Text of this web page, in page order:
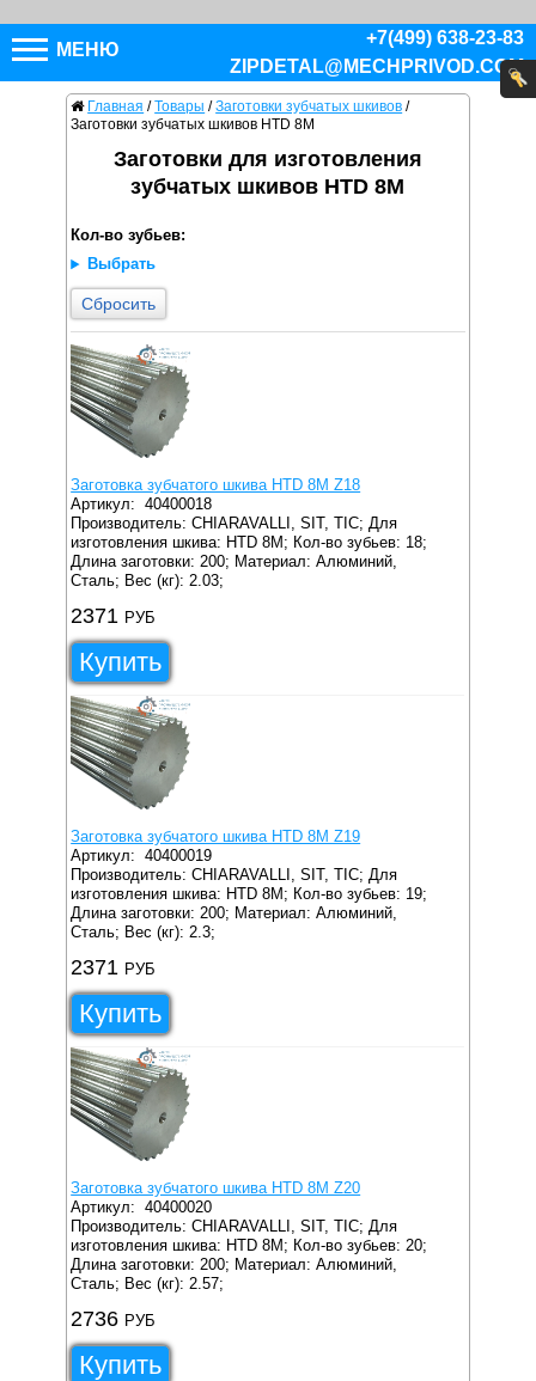
МЕНЮ
+7(499) 638-23-83
ZIPDETAL@MECHPRIVOD.COM
Главная / Товары / Заготовки зубчатых шкивов /
Заготовки зубчатых шкивов HTD 8М
Заготовки для изготовления
зубчатых шкивов HTD 8М
Кол-во зубьев:
Выбрать
Сбросить
Заготовка зубчатого шкива HTD 8M Z18
Артикул:40400018
Производитель: CHIARAVALLI, SIT, TIC; Для
изготовления шкива: HTD 8M; Кол-во зубьев: 18;
Длина заготовки: 200; Материал: Алюминий,
Сталь; Вес (кг): 2.03;
2371 РУБ
Купить
Заготовка зубчатого шкива HTD 8M Z19
Артикул:40400019
Производитель: CHIARAVALLI, SIT, TIC; Для
изготовления шкива: HTD 8M; Кол-во зубьев: 19;
Длина заготовки: 200; Материал: Алюминий,
Сталь; Вес (кг): 2.3;
2371 РУБ
Купить
Заготовка зубчатого шкива HTD 8M Z20
Артикул:40400020
Производитель: CHIARAVALLI, SIT, TIC; Для
изготовления шкива: HTD 8M; Кол-во зубьев: 20;
Длина заготовки: 200; Материал: Алюминий,
Сталь; Вес (кг): 2.57;
2736 РУБ
Купить